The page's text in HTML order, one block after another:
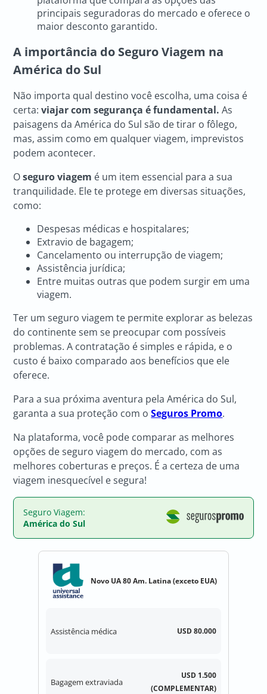
principais seguradoras do mercado e oferece o
maior desconto garantido.
A importância do Seguro Viagem na
América do Sul
Não importa qual destino você escolha, uma coisa é
certa:viajar com segurança é fundamental. As
paisagens da América do Sul são de tirar o fôlego,
mas, assim como em qualquer viagem, imprevistos
podem acontecer.
Oseguro viagem é um item essencial para a sua
tranquilidade. Ele te protege em diversas situações,
como:
Despesas médicas e hospitalares;
Extravio de bagagem;
Cancelamento ou interrupção de viagem;
Assistência jurídica;
Entre muitas outras que podem surgir em uma
viagem.
Ter um seguro viagem te permite explorar as belezas
do continente sem se preocupar com possíveis
problemas. A contratação é simples e rápida, e o
custo é baixo comparado aos benefícios que ele
oferece.
Para a sua próxima aventura pela América do Sul,
garanta a sua proteção com oSeguros Promo.
Na plataforma, você pode comparar as melhores
opções de seguro viagem do mercado, com as
melhores coberturas e preços. É a certeza de uma
viagem inesquecível e segura!
Seguro Viagem:
América do Sul
Novo UA 80 Am. Latina (exceto EUA)
Assistência médica USD 80.000
Bagagem extraviada
USD 1.500
(COMPLEMENTAR)